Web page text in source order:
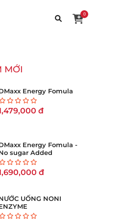
0
MỚI
Energy Fomula
đ
Energy Fomula -
sugar Added
đ
UỐNG NONI